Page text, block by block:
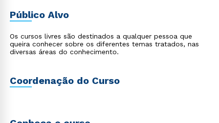
Público Alvo
Os cursos livres são destinados a qualquer pessoa que
queira conhecer sobre os diferentes temas tratados, nas
diversas áreas do conhecimento.
Coordenação do Curso